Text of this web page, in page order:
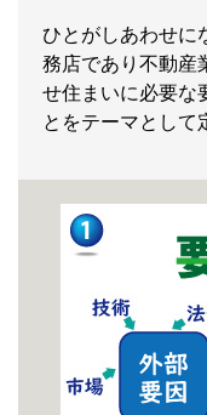
ひとがしあわせに
務店であり不動産
せ住まいに必要な
とをテーマとして